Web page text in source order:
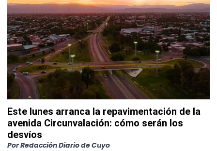
Este lunes arranca la repavimentación de la
avenida Circunvalación: cómo serán los
desvíos
PorRedacción Diario de Cuyo